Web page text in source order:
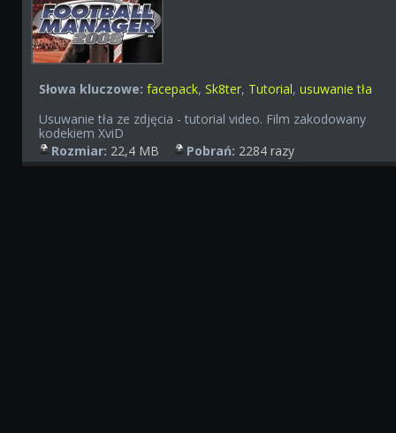
Słowa kluczowe: facepack,Sk8ter, Tutorial,usuwanie tła
Usuwanie tła ze zdjęcia - tutorial video. Film zakodowany
kodekiem XviD
Rozmiar: 22,4 MB Pobrań: 2284 razy